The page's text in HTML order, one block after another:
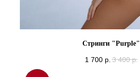
Стринги "Purple"
1 700 р. 3 400 р.